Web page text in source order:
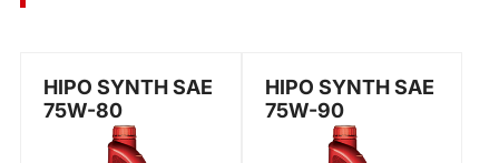
HIPO SYNTH SAE
75W-80
HIPO SYNTH SAE
75W-90